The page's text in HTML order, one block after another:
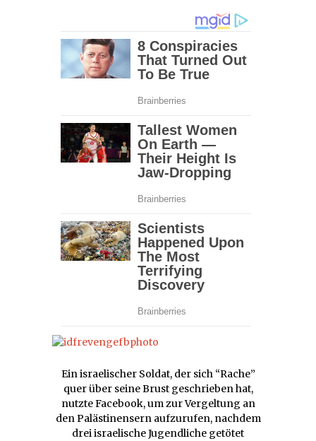
Ein israelischer Soldat, der sich “Rache”
quer über seine Brust geschrieben hat,
nutzte Facebook, um zur Vergeltung an
den Palästinensern aufzurufen, nachdem
drei israelische Jugendliche getötet